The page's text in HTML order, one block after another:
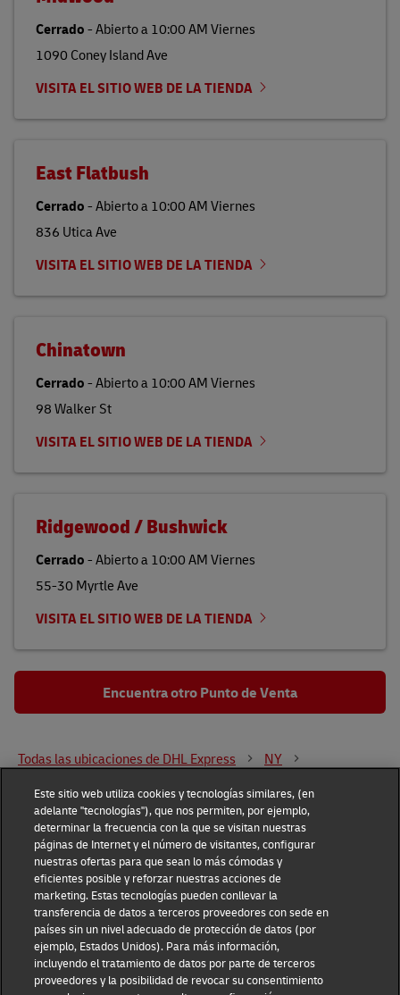
Cerrado-Abierto a10:00 AMViernes
1090 Coney Island Ave
VISITA EL SITIO WEB DE LA TIENDA
East Flatbush
Cerrado-Abierto a10:00 AMViernes
836 Utica Ave
VISITA EL SITIO WEB DE LA TIENDA
Chinatown
Cerrado-Abierto a10:00 AMViernes
98 Walker St
VISITA EL SITIO WEB DE LA TIENDA
Ridgewood / Bushwick
Cerrado-Abierto a10:00 AMViernes
55-30 Myrtle Ave
VISITA EL SITIO WEB DE LA TIENDA
Encuentra otro Punto de Venta
Todas las ubicaciones de DHL Express
NY
Brooklyn
5811 5th Ave
DHL Group
Fraud Awareness Legal Notice
Terms of Use Privacy Notice
Dispute Resolution Accessibility
Este sitio web utiliza cookies y tecnologías similares, (en
adelante "tecnologías"), que nos permiten, por ejemplo,
determinar la frecuencia con la que se visitan nuestras
páginas de Internet y el número de visitantes, configurar
nuestras ofertas para que sean lo más cómodas y
eficientes posible y reforzar nuestras acciones de
marketing. Estas tecnologías pueden conllevar la
transferencia de datos a terceros proveedores con sede en
países sin un nivel adecuado de protección de datos (por
ejemplo, Estados Unidos). Para más información,
incluyendo el tratamiento de datos por parte de terceros
proveedores y la posibilidad de revocar su consentimiento